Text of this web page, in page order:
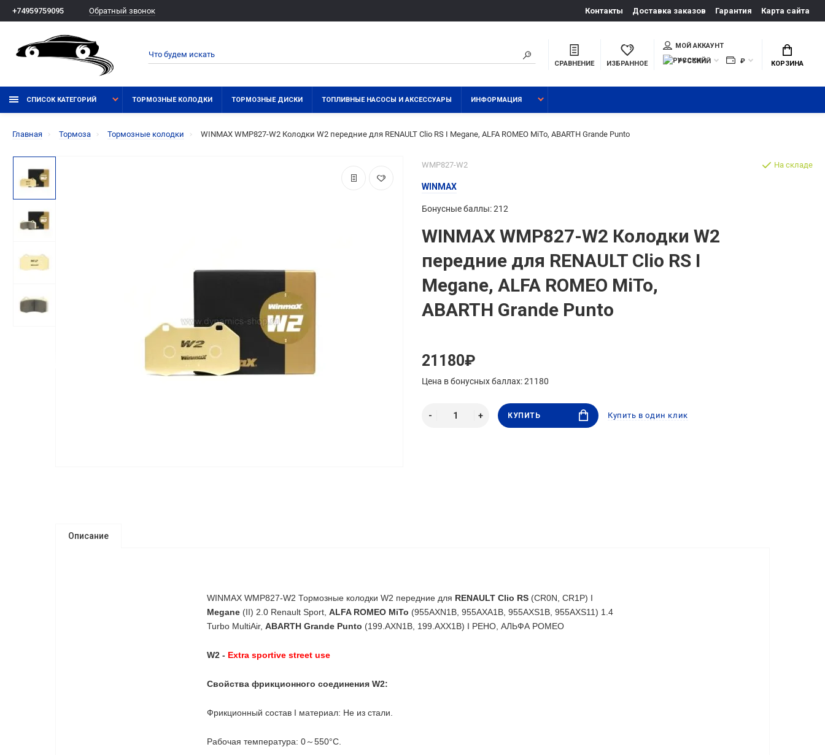
+74959759095 Обратный звонок Контакты Доставка заказов Гарантия Карта сайта
СРАВНЕНИЕ ИЗБРАННОЕ
МОЙ АККАУНТ
РУССКИЙ
₽ КОРЗИНА
СПИСОК КАТЕГОРИЙ ТОРМОЗНЫЕ КОЛОДКИ ТОРМОЗНЫЕ ДИСКИ ТОПЛИВНЫЕ НАСОСЫ И АКСЕССУАРЫ ИНФОРМАЦИЯ
Главная Тормоза Тормозные колодки WINMAX WMP827-W2 Колодки W2 передние для RENAULT Clio RS I Megane, ALFA ROMEO MiTo, ABARTH Grande Punto
WMP827-W2
WINMAX
Бонусные баллы: 212
WINMAX WMP827-W2 Колодки W2
передние для RENAULT Clio RS I
Megane, ALFA ROMEO MiTo,
ABARTH Grande Punto
На складе
21180₽
Цена в бонусных баллах: 21180
КУПИТЬ Купить в один клик
Описание
WINMAX WMP827-W2 Тормозные колодки W2 передние для RENAULT Clio RS (CR0N, CR1P) I
Megane (II) 2.0 Renault Sport, ALFA ROMEO MiTo (955AXN1B, 955AXA1B, 955AXS1B, 955AXS11) 1.4
Turbo MultiAir, ABARTH Grande Punto (199.AXN1B, 199.AXX1B) I РЕНО, АЛЬФА РОМЕО
W2 - Extra sportive street use
Свойства фрикционного соединения W2:
Фрикционный состав I материал: Не из стали.
Рабочая температура: 0～550°C.